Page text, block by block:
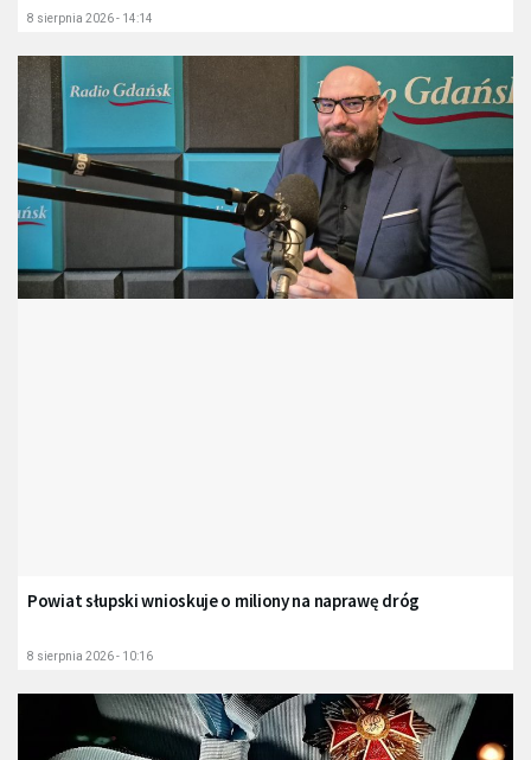
8 sierpnia 2026 - 14:14
Powiat słupski wnioskuje o miliony na naprawę dróg
8 sierpnia 2026 - 10:16